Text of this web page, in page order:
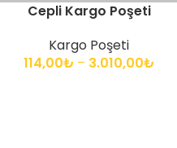
Cepli Kargo Poşeti
Kargo Poşeti
114,00₺ – 3.010,00₺